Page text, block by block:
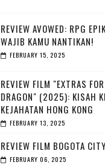
REVIEW AVOWED: RPG
WAJIB KAMU NANTIKAN!
FEBRUARY 15, 2025
REVIEW FILM "EXTRAS
DRAGON" (2025): KISAH
KEJAHATAN HONG KONG
FEBRUARY 13, 2025
REVIEW FILM BOGOTA
FEBRUARY 06, 2025